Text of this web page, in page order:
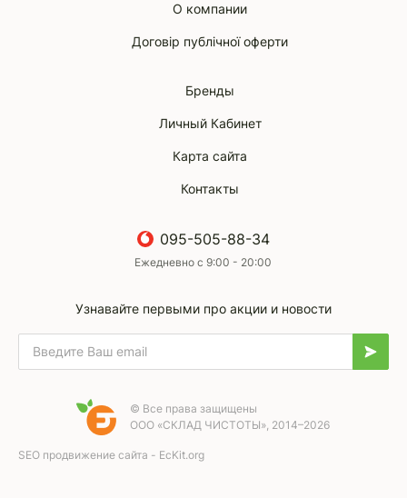
О компании
Договір публічної оферти
Бренды
Личный Кабинет
Карта сайта
Контакты
095-505-88-34
Ежедневно с 9:00 - 20:00
Узнавайте первыми про акции и новости
© Все права защищены
ООО «СКЛАД ЧИСТОТЫ», 2014–2026
SEO продвижение сайта - EcKit.org